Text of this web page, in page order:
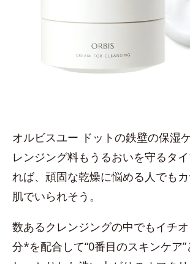
オルビスユー ドットの鉄壁の保湿
レンジング料もうるおいを守るタ
れば、頑固な乾燥に悩める人でも
肌でいられそう。
数あるクレンジングの中でもイチ
分*を配合して“0番目のスキンケア